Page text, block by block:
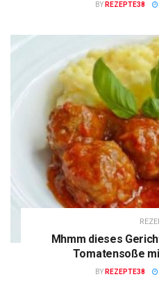
BY REZEPTE38
Mhmm dieses
Tomatensoße
BY REZEPTE38